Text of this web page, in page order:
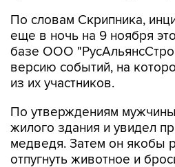
По словам Скрипника,
еще в ночь на 9 ноября
базе ООО
версию событий, на
из их участников.
По утверждениям
жилого здания и увидел
медведя. Затем он якобы
отпугнуть животное и